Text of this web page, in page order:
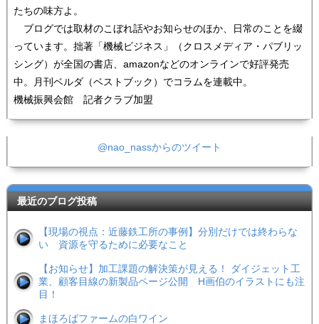
たちの味方よ。
ブログでは取材のこぼれ話やお知らせのほか、日常のことを綴
っています。拙著「機械ビジネス」（クロスメディア・パブリッ
シング）が全国の書店、amazonなどのオンラインで好評発売
中。月刊ベルダ（ベストブック）でコラムを連載中。
機械振興会館 記者クラブ加盟
@nao_nassからのツイート
最近のブログ投稿
【現場の視点：近藤鉄工所の事例】分別だけでは終わらな
い 資源を守るために必要なこと
【お知らせ】加工課題の解決策が見える！ ダイジェット工
業、顧客目線の新製品ページ公開 H画伯のイラストにも注
目！
まほろばファームの白ワイン